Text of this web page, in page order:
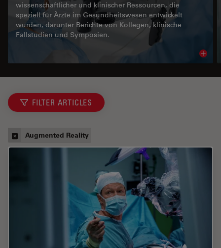
wissenschaftlicher und klinischer Ressourcen, die
speziell für Ärzte im Gesundheitswesen entwickelt
wurden, darunter Berichte von Kollegen, klinische
Fallstudien und Symposien.
FILTER ARTICLES
Augmented Reality